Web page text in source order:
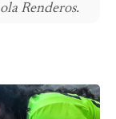
Renderos.